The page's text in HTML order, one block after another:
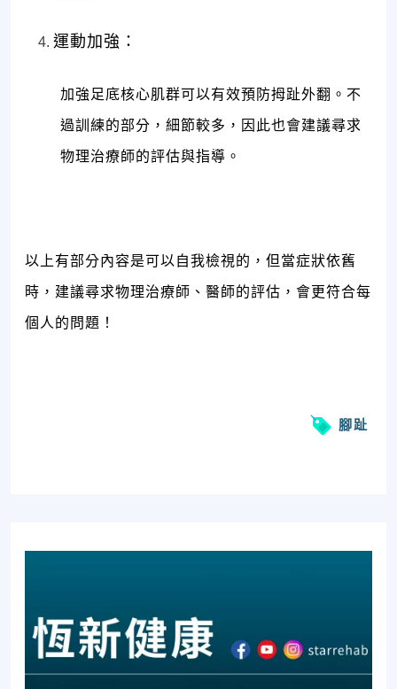
運動加強：
加強足底核心肌群可以有效預防拇趾外翻。不
過訓練的部分，細節較多，因此也會建議尋求
物理治療師的評估與指導。
以上有部分內容是可以自我檢視的，但當症狀依舊
時，建議尋求物理治療師、醫師的評估，會更符合每
個人的問題！
腳趾